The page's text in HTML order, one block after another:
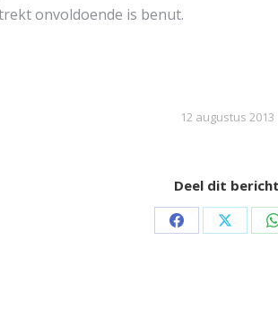
onvoldoende is benut.
12 augustus 2013
Deel dit bericht
Share Share